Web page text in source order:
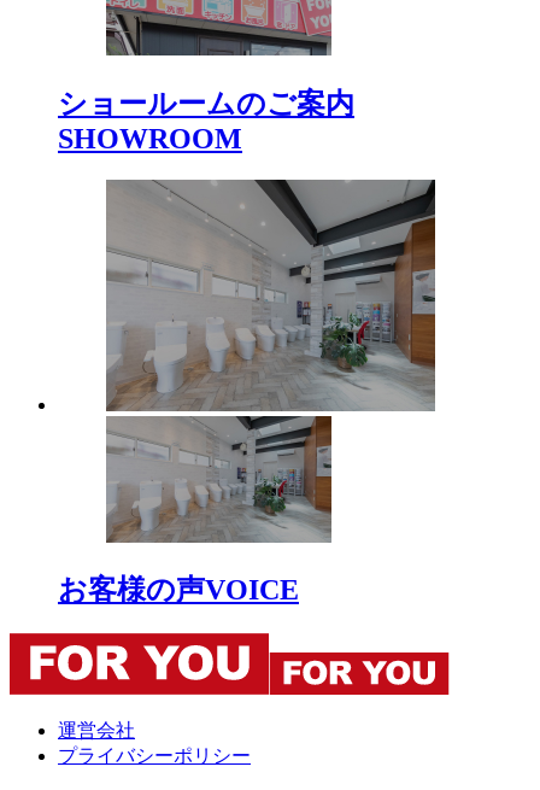
ショールームのご案内
SHOWROOM
お客様の声VOICE
運営会社
プライバシーポリシー